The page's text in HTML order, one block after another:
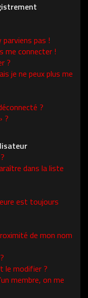
parviens pas !
me connecter !
?
je ne peux plus me
?
?
dans la liste
est toujours
de mon nom
le modifier ?
membre, on me